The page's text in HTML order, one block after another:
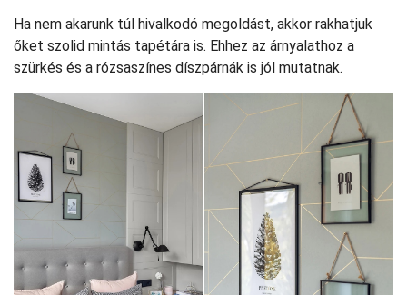
Ha nem akarunk túl hivalkodó megoldást, akkor rakhatjuk
őket szolid mintás tapétára is. Ehhez az árnyalathoz a
szürkés és a rózsaszínes díszpárnák is jól mutatnak.